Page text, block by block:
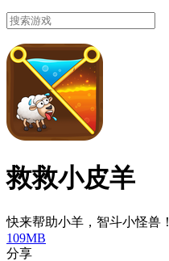
救救小皮羊
快来帮助小羊，智斗小怪兽！
109MB
分享